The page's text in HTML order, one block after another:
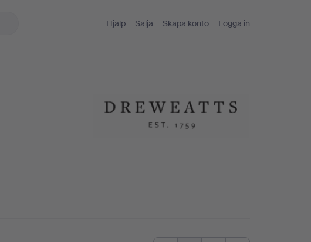
Hjälp Sälja Skapa konto Logga in